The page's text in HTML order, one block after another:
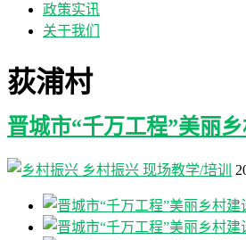
政策实讯
关于我们
荻浦村
晋城市“千万工程”美丽
乡村振兴 现场教学/培训